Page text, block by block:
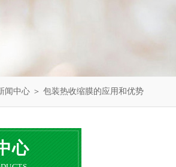
闻中心 ＞ 包装热收缩膜的应用和优势
心